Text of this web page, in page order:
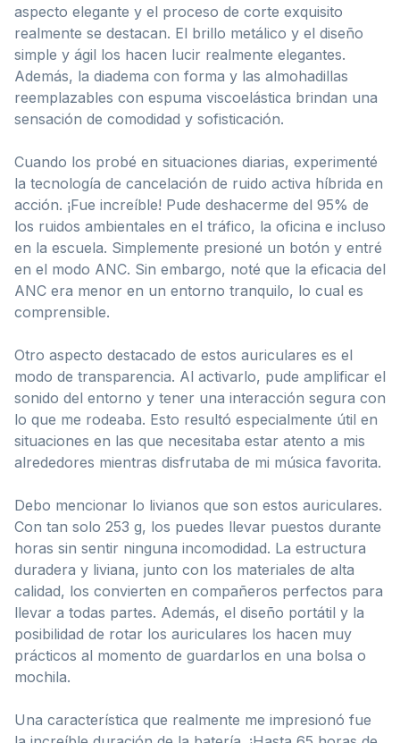
aspecto elegante y el proceso de corte exquisito
realmente se destacan. El brillo metálico y el diseño
simple y ágil los hacen lucir realmente elegantes.
Además, la diadema con forma y las almohadillas
reemplazables con espuma viscoelástica brindan una
sensación de comodidad y sofisticación.
Cuando los probé en situaciones diarias, experimenté
la tecnología de cancelación de ruido activa híbrida en
acción. ¡Fue increíble! Pude deshacerme del 95% de
los ruidos ambientales en el tráfico, la oficina e incluso
en la escuela. Simplemente presioné un botón y entré
en el modo ANC. Sin embargo, noté que la eficacia del
ANC era menor en un entorno tranquilo, lo cual es
comprensible.
Otro aspecto destacado de estos auriculares es el
modo de transparencia. Al activarlo, pude amplificar el
sonido del entorno y tener una interacción segura con
lo que me rodeaba. Esto resultó especialmente útil en
situaciones en las que necesitaba estar atento a mis
alrededores mientras disfrutaba de mi música favorita.
Debo mencionar lo livianos que son estos auriculares.
Con tan solo 253 g, los puedes llevar puestos durante
horas sin sentir ninguna incomodidad. La estructura
duradera y liviana, junto con los materiales de alta
calidad, los convierten en compañeros perfectos para
llevar a todas partes. Además, el diseño portátil y la
posibilidad de rotar los auriculares los hacen muy
prácticos al momento de guardarlos en una bolsa o
mochila.
Una característica que realmente me impresionó fue